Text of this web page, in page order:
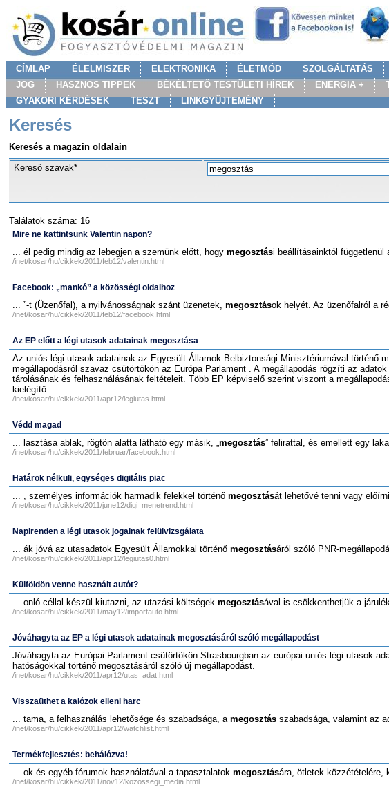
CÍMLAP ÉLELMISZER ELEKTRONIKA ÉLETMÓD SZOLGÁLTATÁS
JOG
HASZNOS TIPPEK BÉKÉLTETŐ TESTÜLETI HÍREK ENERGIA +
GYAKORI KÉRDÉSEK
TESZT LINKGYÜJTEMÉNY
Keresés
Keresés a magazin oldalain
Kereső szavak*
Találatok száma: 16
Mire ne kattintsunk Valentin napon?
... él pedig mindig az lebegjen a szemünk előtt, hogy megosztási beállításainktól függetlenül
/inet/kosar/hu/cikkek/2011/feb12/valentin.html
Facebook: „mankó” a közösségi oldalhoz
... ”-t (Üzenőfal), a nyilvánosságnak szánt üzenetek, megosztások helyét. Az üzenőfalról a
/inet/kosar/hu/cikkek/2011/feb12/facebook.html
Az EP előtt a légi utasok adatainak megosztása
Az uniós légi utasok adatainak az Egyesült Államok Belbiztonsági Minisztériumával történő
megállapodásról szavaz csütörtökön az Európa Parlament . A megállapodás rögzíti az
tárolásának és felhasználásának feltételeit. Több EP képviselő szerint viszont a
kielégítő.
/inet/kosar/hu/cikkek/2011/apr12/legiutas.html
Védd magad
... lasztása ablak, rögtön alatta látható egy másik, „megosztás” felirattal, és emellett egy
/inet/kosar/hu/cikkek/2011/februar/facebook.html
Határok nélküli, egységes digitális piac
... , személyes információk harmadik felekkel történő megosztását lehetővé tenni vagy
/inet/kosar/hu/cikkek/2011/june12/digi_menetrend.html
Napirenden a légi utasok jogainak felülvizsgálata
... ák jóvá az utasadatok Egyesült Államokkal történő megosztásáról szóló
/inet/kosar/hu/cikkek/2011/apr12/legiutas0.html
Külföldön venne használt autót?
... onló céllal készül kiutazni, az utazási költségek megosztásával is csökkenthetjük a
/inet/kosar/hu/cikkek/2011/may12/importauto.html
Jóváhagyta az EP a légi utasok adatainak megosztásáról szóló megállapodást
Jóváhagyta az Európai Parlament csütörtökön Strasbourgban az európai uniós légi utasok
hatóságokkal történő megosztásáról szóló új megállapodást.
/inet/kosar/hu/cikkek/2011/apr12/utas_adat.html
Visszaüthet a kalózok elleni harc
... tama, a felhasználás lehetősége és szabadsága, a megosztás szabadsága, valamint az
/inet/kosar/hu/cikkek/2011/apr12/watchlist.html
Termékfejlesztés: behálózva!
... ok és egyéb fórumok használatával a tapasztalatok megosztására, ötletek közzétételére,
/inet/kosar/hu/cikkek/2011/nov12/kozossegi_media.html